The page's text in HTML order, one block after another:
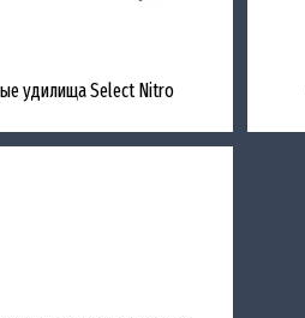
удилища Select Nitro